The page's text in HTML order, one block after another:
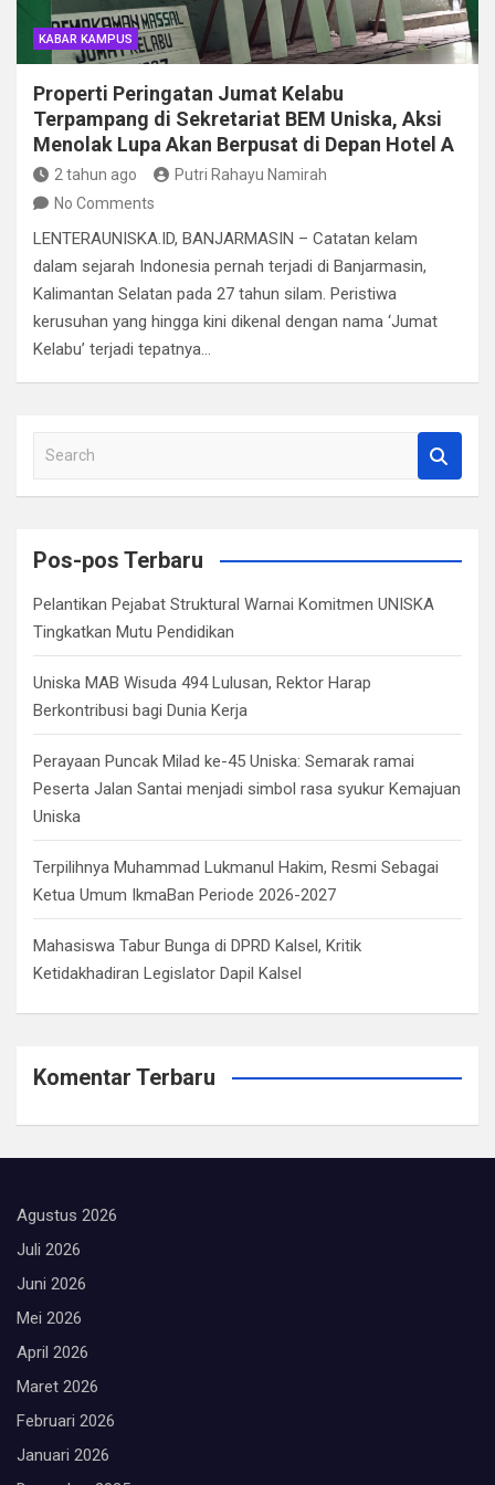
KABAR KAMPUS
Properti Peringatan Jumat Kelabu
Terpampang di Sekretariat BEM Uniska, Aksi
Menolak Lupa Akan Berpusat di Depan Hotel A
2 tahun ago
Putri Rahayu Namirah
No Comments
LENTERAUNISKA.ID, BANJARMASIN – Catatan kelam
dalam sejarah Indonesia pernah terjadi di Banjarmasin,
Kalimantan Selatan pada 27 tahun silam. Peristiwa
kerusuhan yang hingga kini dikenal dengan nama ‘Jumat
Kelabu’ terjadi tepatnya…
a
c
Pos-pos Terbaru
Pelantikan Pejabat Struktural Warnai Komitmen UNISKA
Tingkatkan Mutu Pendidikan
Uniska MAB Wisuda 494 Lulusan, Rektor Harap
Berkontribusi bagi Dunia Kerja
Perayaan Puncak Milad ke-45 Uniska: Semarak ramai
Peserta Jalan Santai menjadi simbol rasa syukur Kemajuan
Uniska
Terpilihnya Muhammad Lukmanul Hakim, Resmi Sebagai
Ketua Umum IkmaBan Periode 2026-2027
Mahasiswa Tabur Bunga di DPRD Kalsel, Kritik
Ketidakhadiran Legislator Dapil Kalsel
Komentar Terbaru
Agustus 2026
Juli 2026
Juni 2026
Mei 2026
April 2026
Maret 2026
Februari 2026
Januari 2026